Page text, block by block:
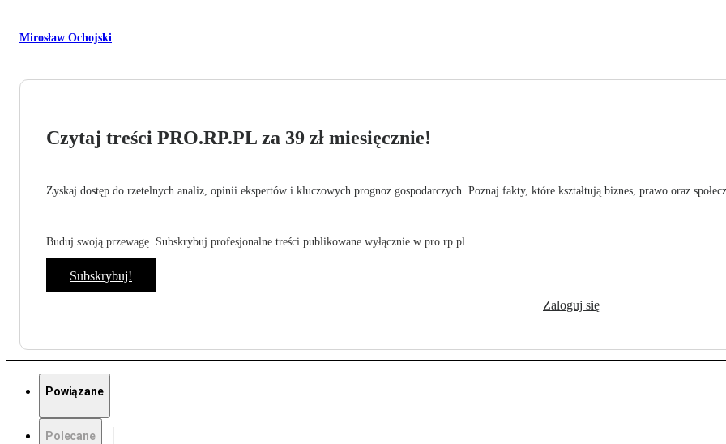
Mirosław Ochojski
Czytaj treści PRO.RP.PL za 39 zł miesięcznie!
Zyskaj dostęp do rzetelnych analiz, opinii ekspertów i kluczowych prognoz gospodarczych. Poznaj fakty, które kształtują biznes, prawo oraz
Buduj swoją przewagę. Subskrybuj profesjonalne treści publikowane wyłącznie w pro.rp.pl.
Subskrybuj!
Zaloguj się
Powiązane
Polecane